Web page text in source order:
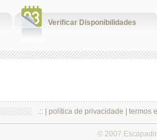
Verificar Disponibilidades
.:: | política de privacidade termos
© 2007